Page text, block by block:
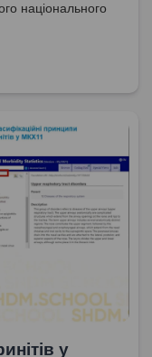
національного
у